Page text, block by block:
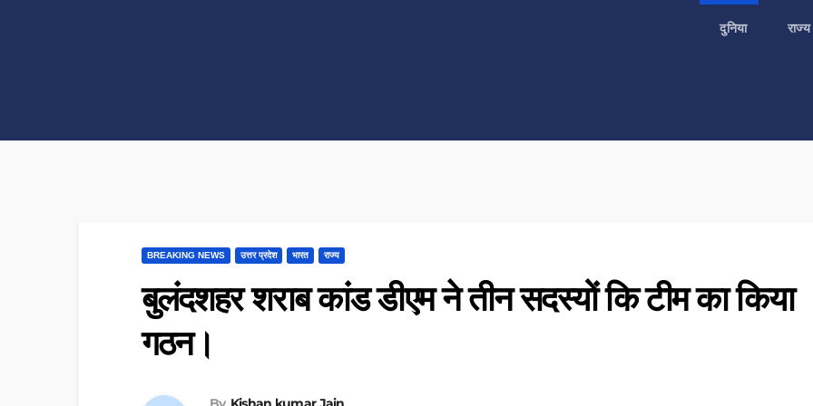
दुनिया राज्य
BREAKING NEWS उत्तर प्रदेश भारत राज्य
बुलंदशहर शराब कांड डीएम ने तीन सदस्यों कि टीम का किया
गठन।